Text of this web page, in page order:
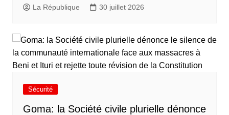
La République 30 juillet 2026
Sécurité
Goma: la Société civile plurielle dénonce